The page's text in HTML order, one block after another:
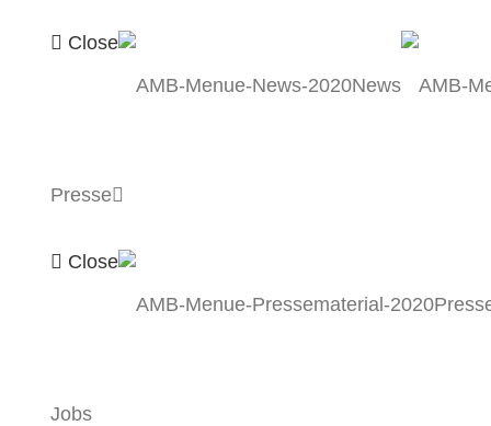
Close
News
Presse
Close
Jobs